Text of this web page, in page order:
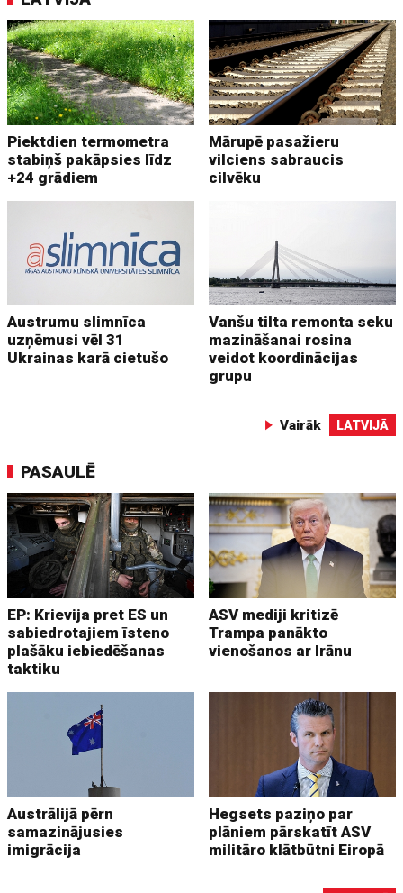
Piektdien termometra
stabiņš pakāpsies līdz
+24 grādiem
Mārupē pasažieru
vilciens sabraucis
cilvēku
Austrumu slimnīca
uzņēmusi vēl 31
Ukrainas karā cietušo
Vanšu tilta remonta seku
mazināšanai rosina
veidot koordinācijas
grupu
Vairāk LATVIJĀ
PASAULĒ
EP: Krievija pret ES un
sabiedrotajiem īsteno
plašāku iebiedēšanas
taktiku
ASV mediji kritizē
Trampa panākto
vienošanos ar Irānu
Austrālijā pērn
samazinājusies
imigrācija
Hegsets paziņo par
plāniem pārskatīt ASV
militāro klātbūtni Eiropā